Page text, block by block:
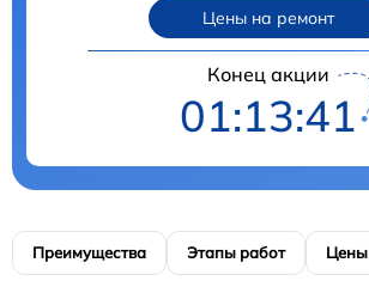
Цены на ремонт
Конец акции
01:13:40
Преимущества Этапы работ Цены